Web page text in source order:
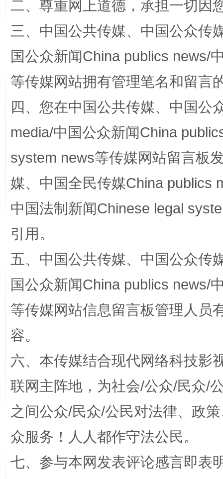
阿坝州三大球赛在茂县开幕 规模
国家大学科技园优化重塑工作
扯下公款旅游的“隐身衣” 如何以
“蜀中异人”王建安的艺术幻境
二、尊重网上道德，承担一切因
三、中国公共传媒、中国公众传
国公众新闻China publics news/
等传媒网站拥有管理笔名和留言
四、您在中国公共传媒、中国公
media/中国公众新闻China
system news等传媒网站留言板
媒、中国全民传媒China publics
中国法制新闻Chinese legal
引用。
五、中国公共传媒、中国公众传
国公众新闻China publics news/
等传媒网站信息留言板管理人员
容。
六、本传媒结合现代网络科技影
联网主阵地，为社会/公众/民众/
之间公众/民众/公民对法律、政
众服务！人人都作守法公民。
七、参与本网发表评论感言即表